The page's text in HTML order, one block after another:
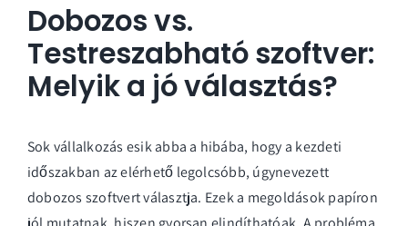
Dobozos vs.
Testreszabható szoftver:
Melyik a jó választás?
Sok vállalkozás esik abba a hibába, hogy a kezdeti
időszakban az elérhető legolcsóbb, úgynevezett
dobozos szoftvert választja. Ezek a megoldások papíron